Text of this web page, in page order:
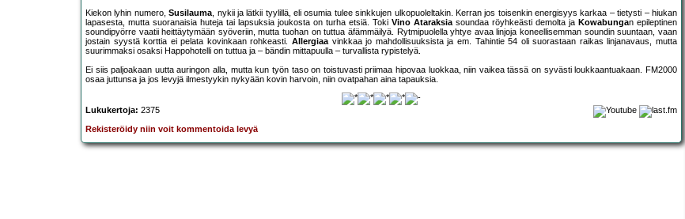
Kiekon lyhin numero,Susilauma, nykii ja lätkii tyylillä, eli osumia tulee sinkkujen ulkopuoleltakin. Kerran jos toisenkin energisyys karkaa – tietysti – hiukan
lapasesta, mutta suoranaisia huteja tai lapsuksia joukosta on turha etsiä. Toki Vino Ataraksiasoundaa röyhkeästi demolta ja Kowabungan epileptinen
soundipyörre vaatii heittäytymään syöveriin, mutta tuohan on tuttua äfämmäilyä. Rytmipuolella yhtye avaa linjoja koneellisemman soundin suuntaan, vaan
jostain syystä korttia ei pelata kovinkaan rohkeasti.Allergiaavinkkaa jo mahdollisuuksista ja em. Tahintie 54 oli suorastaan raikas linjanavaus, mutta
suurimmaksi osaksi Happohotelli on tuttua ja – bändin mittapuulla – turvallista rypistelyä.
Ei siis paljoakaan uutta auringon alla, mutta kun työn taso on toistuvasti priimaa hipovaa luokkaa, niin vaikea tässä on syvästi loukkaantuakaan. FM2000
osaa juttunsa ja jos levyjä ilmestyykin nykyään kovin harvoin, niin ovatpahan aina tapauksia.
Lukukertoja: 2375
Rekisteröidy niin voit kommentoida levyä